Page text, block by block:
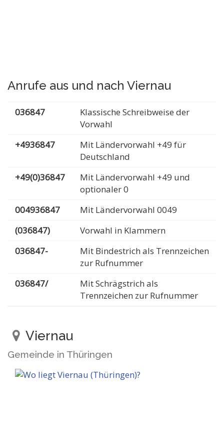
Anrufe aus und nach Viernau
036847
Klassische Schreibweise der
Vorwahl
+4936847
Mit Ländervorwahl +49 für
Deutschland
+49(0)36847
Mit Ländervorwahl +49 und
optionaler 0
004936847
Mit Ländervorwahl 0049
(036847)
Vorwahl in Klammern
036847-
Mit Bindestrich als Trennzeichen
zur Rufnummer
036847/
Mit Schrägstrich als
Trennzeichen zur Rufnummer
Viernau
Gemeinde in Thüringen